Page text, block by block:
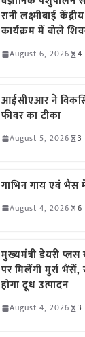
रानी लक्ष्मीबाई
कार्यक्रम में बोले
August 6, 2026 4
आईसीएआर ने
फीवर का टीका
August 5, 2026 3
गाभिन गाय एवं भैंस
August 4, 2026 6
मुख्यमंत्री डेयरी
पर मिलेंगी मुर्रा
होगा दूध उत्पादन
August 4, 2026 3